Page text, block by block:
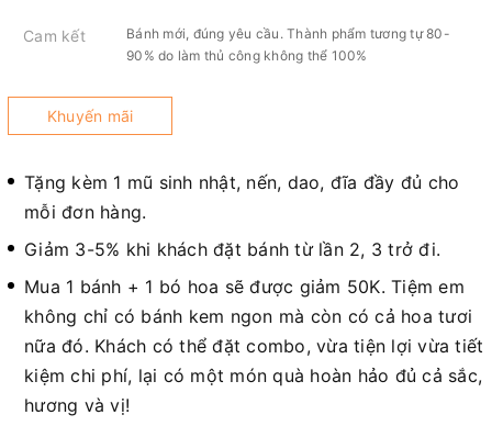
Cam kết
Bánh mới, đúng yêu cầu. Thành phẩm tương tự 80-
90% do làm thủ công không thể 100%
Khuyến mãi
Tặng kèm 1 mũ sinh nhật, nến, dao, đĩa đầy đủ cho
mỗi đơn hàng.
Giảm 3-5% khi khách đặt bánh từ lần 2, 3 trở đi.
Mua 1 bánh + 1 bó hoa sẽ được giảm 50K. Tiệm em
không chỉ có bánh kem ngon mà còn có cả hoa tươi
nữa đó. Khách có thể đặt combo, vừa tiện lợi vừa tiết
kiệm chi phí, lại có một món quà hoàn hảo đủ cả sắc,
hương và vị!